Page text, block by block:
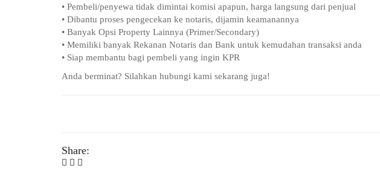
• Pembeli/penyewa tidak dimintai komisi apapun, harga langsung dari penjual
• Dibantu proses pengecekan ke notaris, dijamin keamanannya
• Banyak Opsi Property Lainnya (Primer/Secondary)
• Memiliki banyak Rekanan Notaris dan Bank untuk kemudahan transaksi anda
• Siap membantu bagi pembeli yang ingin KPR
Anda berminat? Silahkan hubungi kami sekarang juga!
Share: